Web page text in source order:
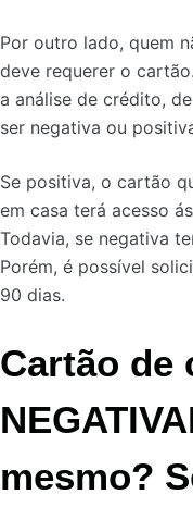
Por outro lado, quem
deve requerer o
a análise de crédito,
ser negativa ou
Se positiva, o cartão
em casa terá acesso
Todavia, se negativa
Porém, é possível
90 dias.
Cartão de
mesmo?